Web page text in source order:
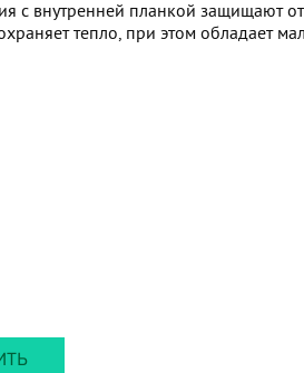
с внутренней планкой защищают от
тепло, при этом обладает